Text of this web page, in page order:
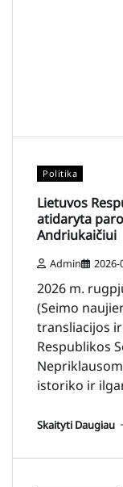
Politika
Lietuvos
atidaryta
Andriukaičiui
Admin 2026-
2026 m.
(Seimo
transliacijos
Respublikos
istoriko ir
Skaityti Daugiau